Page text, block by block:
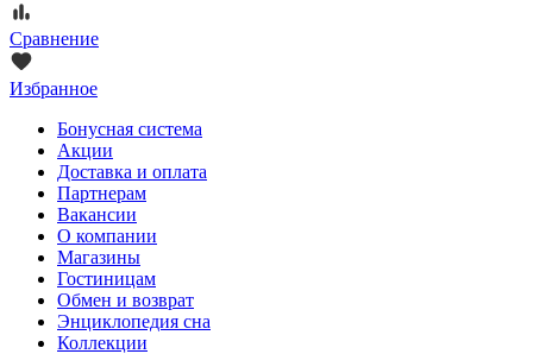
Сравнение
Избранное
Бонусная система
Акции
Доставка и оплата
Партнерам
Вакансии
О компании
Магазины
Гостиницам
Обмен и возврат
Энциклопедия сна
Коллекции